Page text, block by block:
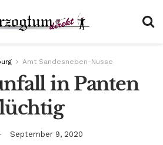
Amt Sandesneben-Nusse
in Panten
September 9, 2020